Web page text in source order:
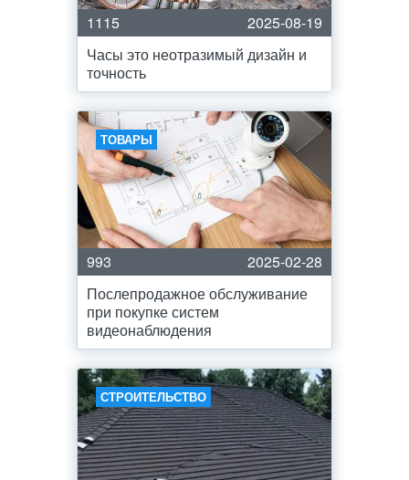
1115
2025-08-19
Часы это неотразимый дизайн и
точность
ТОВАРЫ
993
2025-02-28
Послепродажное обслуживание
при покупке систем
видеонаблюдения
СТРОИТЕЛЬСТВО